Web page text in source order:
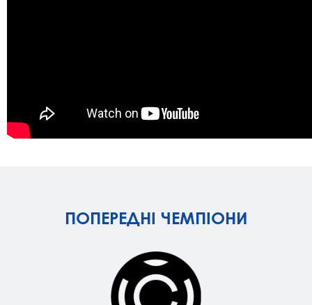
ПОПЕРЕДНІ ЧЕМПІОНИ